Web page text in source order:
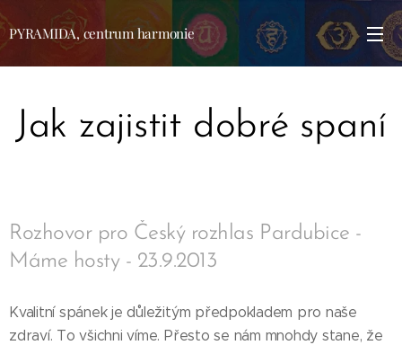
PYRAMIDA, centrum harmonie
Jak zajistit dobré spaní
Rozhovor pro Český rozhlas Pardubice -
Máme hosty - 23.9.2013
Kvalitní spánek je důležitým předpokladem pro naše
zdraví. To všichni víme. Přesto se nám mnohdy stane, že